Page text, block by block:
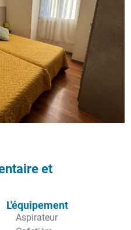
et
L'équipement
Aspirateur